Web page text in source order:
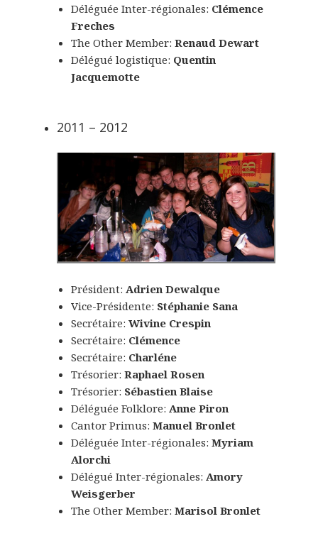
Déléguée Inter-régionales: Clémence
Freches
The Other Member: Renaud Dewart
Délégué logistique: Quentin
Jacquemotte
2011 – 2012
Président: Adrien Dewalque
Vice-Présidente: Stéphanie Sana
Secrétaire: Wivine Crespin
Secrétaire: Clémence
Secrétaire: Charléne
Trésorier: Raphael Rosen
Trésorier: Sébastien Blaise
Déléguée Folklore: Anne Piron
Cantor Primus: Manuel Bronlet
Déléguée Inter-régionales: Myriam
Alorchi
Délégué Inter-régionales: Amory
Weisgerber
The Other Member: Marisol Bronlet